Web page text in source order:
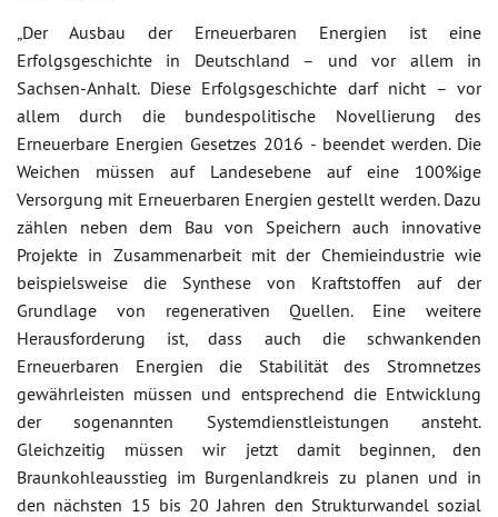
„Der Ausbau der Erneuerbaren Energien ist eine
Erfolgsgeschichte in Deutschland – und vor allem in
Sachsen-Anhalt. Diese Erfolgsgeschichte darf nicht – vor
allem durch die bundespolitische Novellierung des
Erneuerbare Energien Gesetzes 2016 - beendet werden. Die
Weichen müssen auf Landesebene auf eine 100%ige
Versorgung mit Erneuerbaren Energien gestellt werden. Dazu
zählen neben dem Bau von Speichern auch innovative
Projekte in Zusammenarbeit mit der Chemieindustrie wie
beispielsweise die Synthese von Kraftstoffen auf der
Grundlage von regenerativen Quellen. Eine weitere
Herausforderung ist, dass auch die schwankenden
Erneuerbaren Energien die Stabilität des Stromnetzes
gewährleisten müssen und entsprechend die Entwicklung
der sogenannten Systemdienstleistungen ansteht.
Gleichzeitig müssen wir jetzt damit beginnen, den
Braunkohleausstieg im Burgenlandkreis zu planen und in
den nächsten 15 bis 20 Jahren den Strukturwandel sozial